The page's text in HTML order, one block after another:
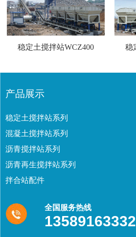
稳定土搅拌站WCZ400 稳
产品展示
稳定土搅拌站系列
混凝土搅拌站系列
沥青搅拌站系列
沥青再生搅拌站系列
拌合站配件
全国服务热线
13589163332